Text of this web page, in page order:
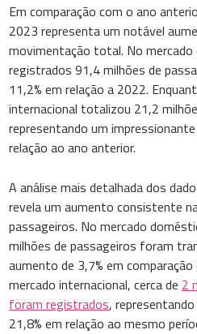
Em comparação com o ano
2023 representa um notável
movimentação total. No
registrados 91,4 milhões de
11,2% em relação a 2022.
internacional totalizou 21,2
representando um
relação ao ano anterior.
A análise mais detalhada dos
revela um aumento consistente
passageiros. No mercado
milhões de passageiros foram
aumento de 3,7% em
mercado internacional, cerca de 2
foram registrados,
21,8% em relação ao mesmo